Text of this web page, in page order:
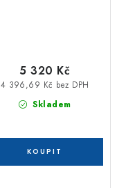
Skladem
4 396,69 Kč bez DPH
5 320 Kč